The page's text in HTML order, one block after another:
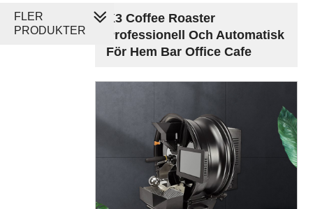
K3 Coffee Roaster
Professionell Och Automatisk
För Hem Bar Office Cafe
FLER
PRODUKTER